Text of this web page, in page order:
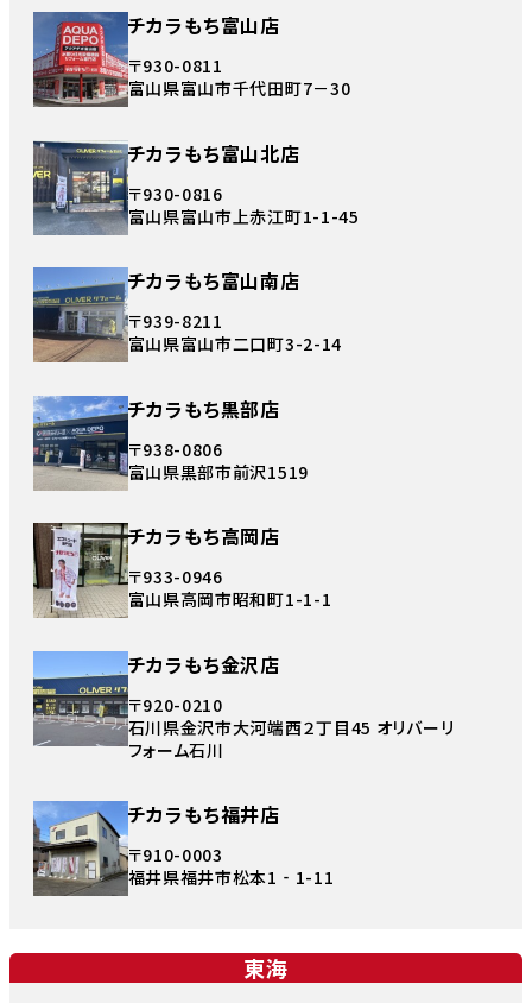
チカラもち富山店
〒930-0811
富山県富山市千代田町7－30
チカラもち富山北店
〒930-0816
富山県富山市上赤江町1-1-45
チカラもち富山南店
〒939-8211
富山県富山市二口町3-2-14
チカラもち黒部店
〒938-0806
富山県黒部市前沢1519
チカラもち高岡店
〒933-0946
富山県高岡市昭和町1-1-1
チカラもち金沢店
〒920-0210
石川県金沢市大河端西２丁目45 オリバーリ
フォーム石川
チカラもち福井店
〒910-0003
福井県福井市松本1‐1-11
東海